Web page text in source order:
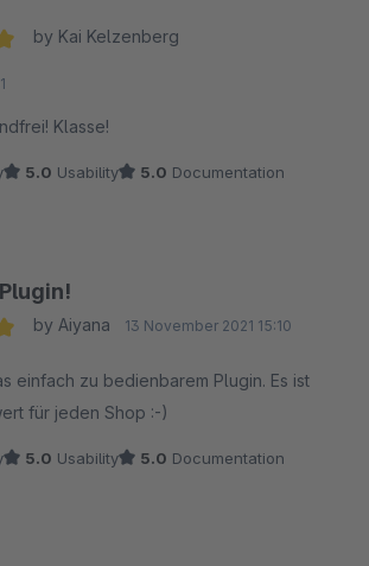
gibt es aktuell die
wählen, die sich entsprechend dem
anpassen. Sehr gerne nehme ich
Möglichkeiten zur
by Kai Kelzenberg
Klasse!
5.0 Usability 5.0 Documentation
by Aiyana 13 November 2021 15:10
einfach zu bedienbarem Plugin. Es ist
für jeden Shop :-)
5.0 Usability 5.0 Documentation